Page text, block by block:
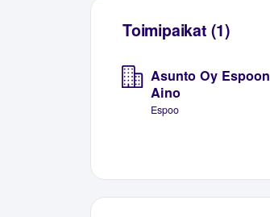
Toimipaikat (1)
Asunto Oy Espoon
Aino
Espoo